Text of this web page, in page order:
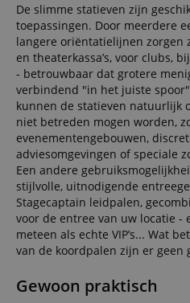
De slimme statieven zijn
toepassingen. Door meerdere
langere oriëntatielijnen zorgen
en theaterkassa’s, voor clubs,
- betrouwbaar dat grotere
verbindend "in het juiste
kunnen de statieven natuurlijk
niet betreden mogen worden,
evenementengebouwen,
adviesomgevingen of speciale
Een andere
stijlvolle, uitnodigende
Stagecaptain leidpalen,
voor de entree van uw locatie -
meteen als echte VIP’s... Wat
van de koordpalen zijn er geen
Gewoon praktisch